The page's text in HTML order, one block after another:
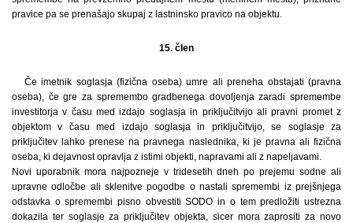
pravice pa se prenašajo skupaj z lastninsko pravico na objektu.
15. člen
Če imetnik soglasja (fizična oseba) umre ali preneha obstajati (pravna
oseba), če gre za spremembo gradbenega dovoljenja zaradi spremembe
investitorja v času med izdajo soglasja in priključitvijo ali pravni promet z
objektom v času med izdajo soglasja in priključitvijo, se soglasje za
priključitev lahko prenese na pravnega naslednika, ki je pravna ali fizična
oseba, ki dejavnost opravlja z istimi objekti, napravami ali z napeljavami.
Novi uporabnik mora najpozneje v tridesetih dneh po prejemu sodne ali
upravne odločbe ali sklenitve pogodbe o nastali spremembi iz prejšnjega
odstavka o spremembi pisno obvestiti SODO in o tem predložiti ustrezna
dokazila ter soglasje za priključitev objekta, sicer mora zaprositi za novo